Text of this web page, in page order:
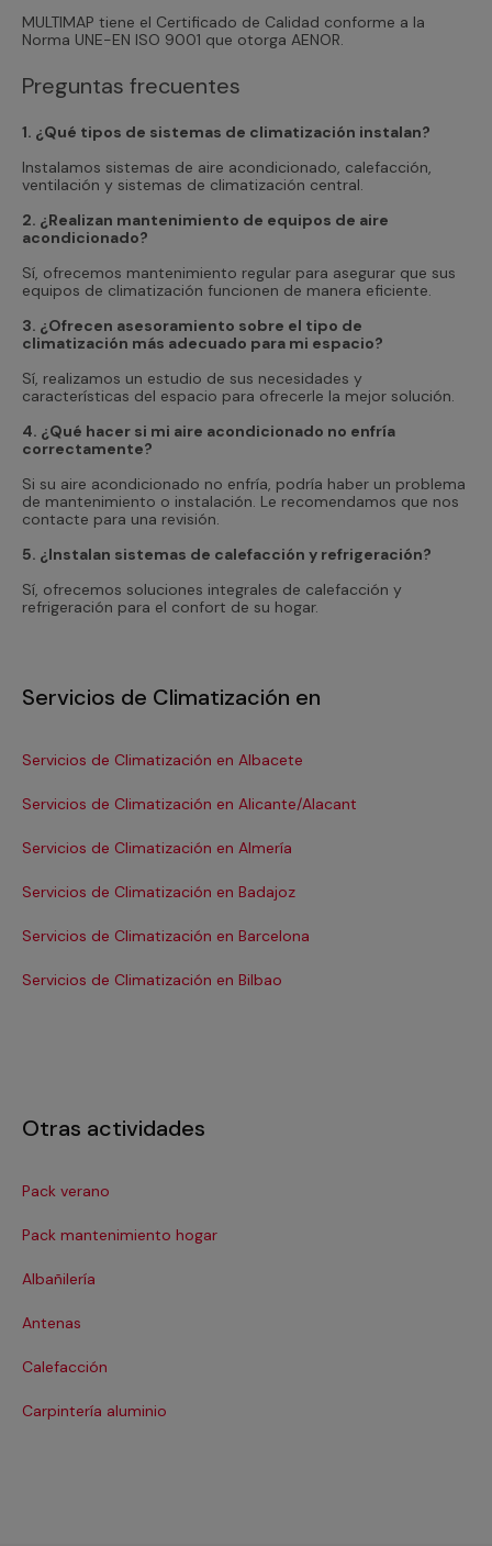
MULTIMAP tiene el Certificado de Calidad conforme a la
Norma UNE-EN ISO 9001 que otorga AENOR.
Preguntas frecuentes
1. ¿Qué tipos de sistemas de climatización instalan?
Instalamos sistemas de aire acondicionado, calefacción,
ventilación y sistemas de climatización central.
2. ¿Realizan mantenimiento de equipos de aire
acondicionado?
Sí, ofrecemos mantenimiento regular para asegurar que sus
equipos de climatización funcionen de manera eficiente.
3. ¿Ofrecen asesoramiento sobre el tipo de
climatización más adecuado para mi espacio?
Sí, realizamos un estudio de sus necesidades y
características del espacio para ofrecerle la mejor solución.
4. ¿Qué hacer si mi aire acondicionado no enfría
correctamente?
Si su aire acondicionado no enfría, podría haber un problema
de mantenimiento o instalación. Le recomendamos que nos
contacte para una revisión.
5. ¿Instalan sistemas de calefacción y refrigeración?
Sí, ofrecemos soluciones integrales de calefacción y
refrigeración para el confort de su hogar.
Servicios de Climatización en
Servicios de Climatización en Albacete
Servicios de Climatización en Alicante/Alacant
Servicios de Climatización en Almería
Servicios de Climatización en Badajoz
Servicios de Climatización en Barcelona
Servicios de Climatización en Bilbao
Otras actividades
Pack verano
Pack mantenimiento hogar
Albañilería
Antenas
Calefacción
Carpintería aluminio